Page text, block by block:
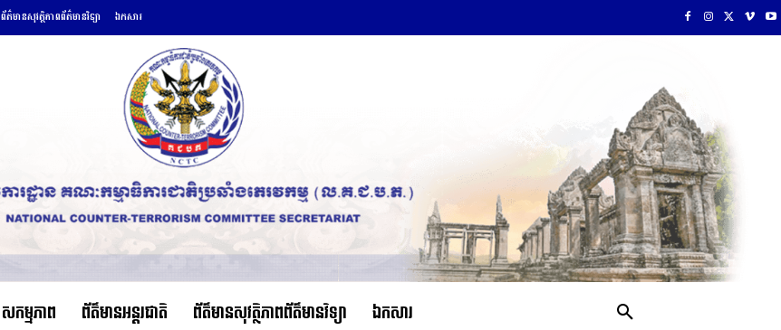
ព័ត៌មានសុវត្ថិភាពព័ត៌មានវិទ្យា ឯកសារ
សកម្មភាព ព័ត៌មានអន្តរជាតិ ព័ត៌មានសុវត្ថិភាពព័ត៌មានវិទ្យា ឯកសារ